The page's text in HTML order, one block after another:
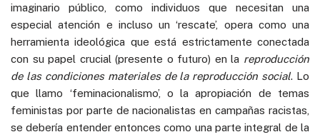
imaginario público, como individuos que necesitan una
especial atención e incluso un ‘rescate’, opera como una
herramienta ideológica que está estrictamente conectada
con su papel crucial (presente o futuro) en la reproducción
de las condiciones materiales de la reproducción social. Lo
que llamo ‘feminacionalismo’, o la apropiación de temas
feministas por parte de nacionalistas en campañas racistas,
se debería entender entonces como una parte integral de la